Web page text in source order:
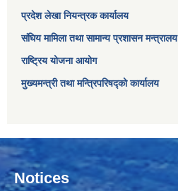
प्रदेश लेखा नियन्त्रक कार्यालय
संघिय मामिला तथा सामान्य प्रशासन मन्त्रालय
राष्ट्रिय योजना आयोग
मुख्यमन्त्री तथा मन्त्रिपरिषद्को कार्यालय
Notices